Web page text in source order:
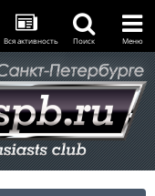
Вся активность Поиск Меню